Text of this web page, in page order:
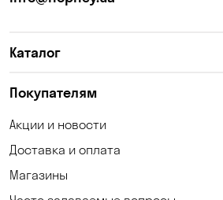
Княжичи
Котовка
Кошары
Каталог
Покупателям
Акции и новости
Доставка и оплата
Магазины